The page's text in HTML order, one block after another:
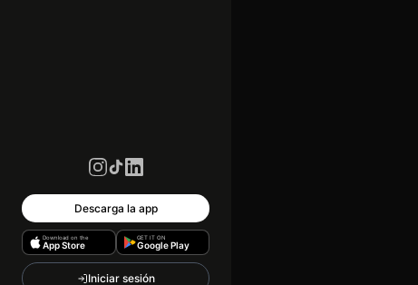
Descarga la app
Download on the
App Store
GET IT ON
Google Play
Iniciar sesión